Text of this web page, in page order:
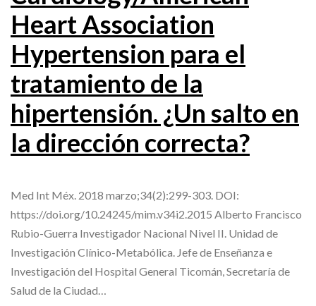
Heart Association
Hypertension para el
tratamiento de la
hipertensión. ¿Un salto en
la dirección correcta?
Med Int Méx. 2018 marzo;34(2):299-303. DOI:
https://doi.org/10.24245/mim.v34i2.2015 Alberto Francisco
Rubio-Guerra Investigador Nacional Nivel II. Unidad de
Investigación Clínico-Metabólica. Jefe de Enseñanza e
Investigación del Hospital General Ticomán, Secretaría de
Salud de la Ciudad…